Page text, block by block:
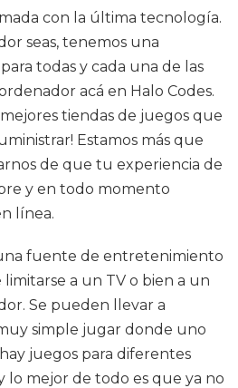
con la última tecnología.
seas, tenemos una
todas y cada una de las
acá en Halo Codes.
mejores tiendas de juegos que
Estamos más que
de que tu experiencia de
y en todo momento
línea.
fuente de entretenimiento
a un TV o bien a un
Se pueden llevar a
simple jugar donde uno
juegos para diferentes
lo mejor de todo es que ya no